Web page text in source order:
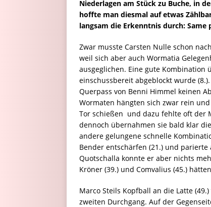
Niederlagen am Stück zu Buche, in
hoffte man diesmal auf etwas
langsam die Erkenntnis durch: Same
Zwar musste Carsten Nulle schon
weil sich aber auch Wormatia
ausgeglichen. Eine gute Kombination
einschussbereit abgeblockt wurde
Querpass von Benni Himmel keinen
Wormaten hängten sich zwar rein
Tor schießen  und dazu fehlte oft
dennoch übernahmen sie bald klar
andere gelungene schnelle
Bender entschärfen (21.) und parierte
Quotschalla konnte er aber nichts
Kröner (39.) und Comvalius (45.)
Marco Steils Kopfball an die Latte
zweiten Durchgang. Auf der